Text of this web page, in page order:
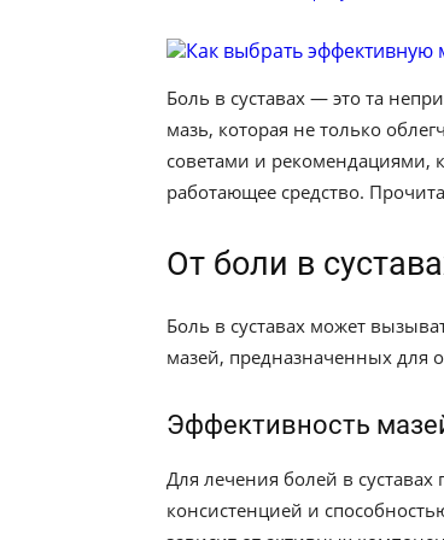
Боль в суставах — это та
мазь, которая не только
советами и рекомендациями,
работающее средство.
От боли в
Боль в суставах может
мазей, предназначенных для
Эффективность
Для лечения болей в
консистенцией и